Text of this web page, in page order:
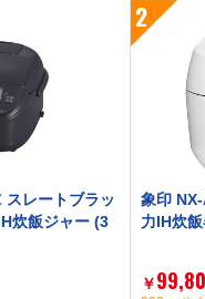
レートブラッ
炊飯ジャー (3
2
象印
力IH炊
￥